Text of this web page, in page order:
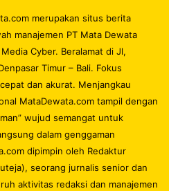
merupakan situs berita
manajemen PT Mata Dewata
Cyber. Beralamat di Jl,
Timur – Bali. Fokus
dan akurat. Menjangkau
MataDewata.com tampil dengan
wujud semangat untuk
dalam genggaman
dipimpin oleh Redaktur
seorang jurnalis senior dan
aktivitas redaksi dan manajemen